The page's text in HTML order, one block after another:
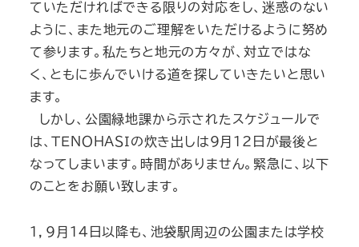
ていただければできる限りの対応をし、迷惑のない
ように、また地元のご理解をいただけるように努め
て参ります。私たちと地元の方々が、対立ではな
く、ともに歩んでいける道を探していきたいと思い
ます。
しかし、公園緑地課から示されたスケジュールで
は、ＴＥＮＯＨＡＳＩの炊き出しは9月12日が最後と
なってしまいます。時間がありません。緊急に、以下
のことをお願い致します。
１，9月14日以降も、池袋駅周辺の公園または学校